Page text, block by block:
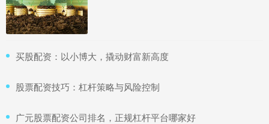
​买股配资：以小博大，撬动财富新高度
​股票配资技巧：杠杆策略与风险控制
​广元股票配资公司排名，正规杠杆平台哪家好